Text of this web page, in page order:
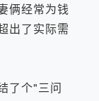
俩经常为钱
出了实际需
了个"三问